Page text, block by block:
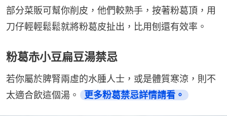
部分菜販可幫你削皮，他們較熟手，按著粉葛頂，用
刀仔輕輕鬆鬆就將粉葛皮扯出，比用刨還有效率。
粉葛赤小豆扁豆湯禁忌
若你屬於脾腎兩虛的水腫人士，或是體質寒涼，則不
太適合飲這個湯。
更多粉葛禁忌詳情請看。